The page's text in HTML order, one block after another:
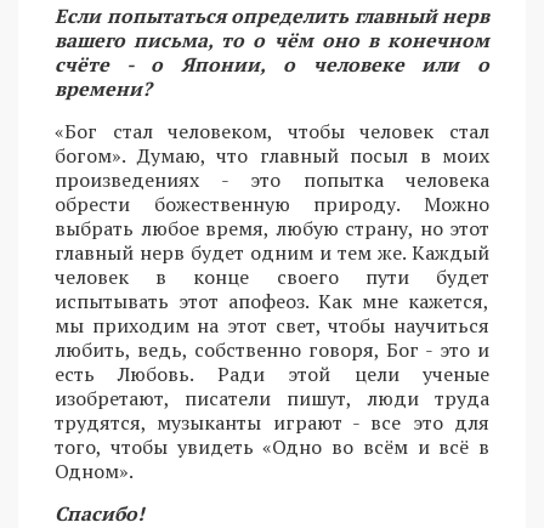
Если попытаться определить главный нерв
вашего письма, то о чём оно в конечном
счёте - о Японии, о человеке или о
времени?
«Бог стал человеком, чтобы человек стал
богом». Думаю, что главный посыл в моих
произведениях - это попытка человека
обрести божественную природу. Можно
выбрать любое время, любую страну, но этот
главный нерв будет одним и тем же. Каждый
человек в конце своего пути будет
испытывать этот апофеоз. Как мне кажется,
мы приходим на этот свет, чтобы научиться
любить, ведь, собственно говоря, Бог - это и
есть Любовь. Ради этой цели ученые
изобретают, писатели пишут, люди труда
трудятся, музыканты играют - все это для
того, чтобы увидеть «Одно во всём и всё в
Одном».
Спасибо!